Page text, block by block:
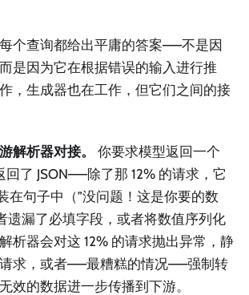
个查询都给出平庸的答案——不是因
是因为它在根据错误的输入进行推
，生成器也在工作，但它们之间的接
解析器对接。
你要求模型返回一个
回了 JSON——除了那 12% 的请求，它
在句子中（”没问题！这是你要的数
遗漏了必填字段，或者将数值序列化
析器会对这 12% 的请求抛出异常，静
求，或者——最糟糕的情况——强制转
效的数据进一步传播到下游。